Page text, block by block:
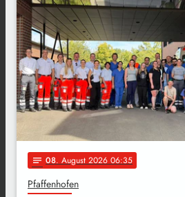
notes 08. August 2026 06:35
Pfaffenhofen